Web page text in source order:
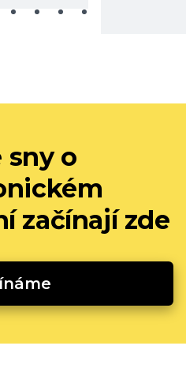
sny o
začínají zde